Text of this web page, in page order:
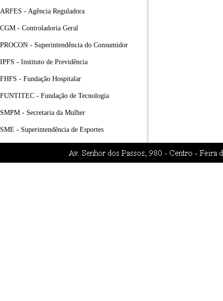
ARFES - Agência Reguladora
CGM - Controladoria Geral
PROCON - Superintendência do Consumidor
IPFS - Instituto de Previdência
FHFS - Fundação Hospitalar
FUNTITEC - Fundação de Tecnologia
SMPM - Secretaria da Mulher
SME - Superintendência de Esportes